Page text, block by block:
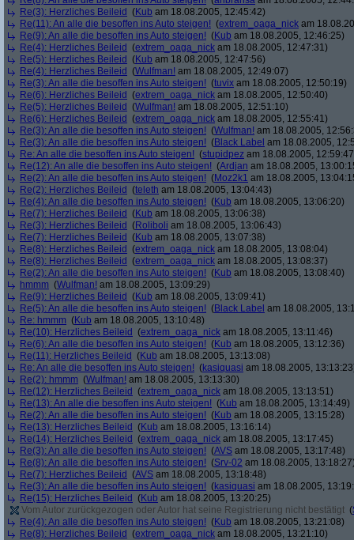
Re(3): Herzliches Beileid (Kub am 18.08.2005, 12:45:42)
Re(11): An alle die besoffen ins Auto steigen! (extrem_oaga_nick am
Re(9): An alle die besoffen ins Auto steigen! (Kub am 18.08.2005, 12:46:25)
Re(4): Herzliches Beileid (extrem_oaga_nick am 18.08.2005, 12:47:31)
Re(5): Herzliches Beileid (Kub am 18.08.2005, 12:47:56)
Re(4): Herzliches Beileid (Wulfman! am 18.08.2005, 12:49:07)
Re(3): An alle die besoffen ins Auto steigen! (tuvix am 18.08.2005, 12:50:19)
Re(6): Herzliches Beileid (extrem_oaga_nick am 18.08.2005, 12:50:40)
Re(5): Herzliches Beileid (Wulfman! am 18.08.2005, 12:51:10)
Re(6): Herzliches Beileid (extrem_oaga_nick am 18.08.2005, 12:55:41)
Re(3): An alle die besoffen ins Auto steigen! (Wulfman! am 18.08.2005,
Re(3): An alle die besoffen ins Auto steigen! (Black Label am 18.08.2005,
Re: An alle die besoffen ins Auto steigen! (stupidpez am 18.08.2005,
Re(12): An alle die besoffen ins Auto steigen! (Ardjan am 18.08.2005,
Re(2): An alle die besoffen ins Auto steigen! (Moz2k1 am 18.08.2005,
Re(2): Herzliches Beileid (teleth am 18.08.2005, 13:04:43)
Re(4): An alle die besoffen ins Auto steigen! (Kub am 18.08.2005, 13:06:20)
Re(7): Herzliches Beileid (Kub am 18.08.2005, 13:06:38)
Re(3): Herzliches Beileid (Roliboli am 18.08.2005, 13:06:43)
Re(7): Herzliches Beileid (Kub am 18.08.2005, 13:07:38)
Re(8): Herzliches Beileid (extrem_oaga_nick am 18.08.2005, 13:08:04)
Re(8): Herzliches Beileid (extrem_oaga_nick am 18.08.2005, 13:08:37)
Re(2): An alle die besoffen ins Auto steigen! (Kub am 18.08.2005, 13:08:40)
hmmm (Wulfman! am 18.08.2005, 13:09:29)
Re(9): Herzliches Beileid (Kub am 18.08.2005, 13:09:41)
Re(5): An alle die besoffen ins Auto steigen! (Black Label am 18.08.2005,
Re: hmmm (Kub am 18.08.2005, 13:10:48)
Re(10): Herzliches Beileid (extrem_oaga_nick am 18.08.2005, 13:11:46)
Re(6): An alle die besoffen ins Auto steigen! (Kub am 18.08.2005, 13:12:36)
Re(11): Herzliches Beileid (Kub am 18.08.2005, 13:13:08)
Re: An alle die besoffen ins Auto steigen! (kasiquasi am 18.08.2005,
Re(2): hmmm (Wulfman! am 18.08.2005, 13:13:30)
Re(12): Herzliches Beileid (extrem_oaga_nick am 18.08.2005, 13:13:51)
Re(13): An alle die besoffen ins Auto steigen! (Kub am 18.08.2005, 13:14:49)
Re(2): An alle die besoffen ins Auto steigen! (Kub am 18.08.2005, 13:15:28)
Re(13): Herzliches Beileid (Kub am 18.08.2005, 13:16:14)
Re(14): Herzliches Beileid (extrem_oaga_nick am 18.08.2005, 13:17:45)
Re(3): An alle die besoffen ins Auto steigen! (AVS am 18.08.2005, 13:17:48)
Re(8): An alle die besoffen ins Auto steigen! (Srv-02 am 18.08.2005,
Re(7): Herzliches Beileid (AVS am 18.08.2005, 13:18:48)
Re(3): An alle die besoffen ins Auto steigen! (kasiquasi am 18.08.2005,
Re(15): Herzliches Beileid (Kub am 18.08.2005, 13:20:25)
Vom Autor zurückgezogen oder Autor hat seine Registrierung nicht bestätigt (
Re(4): An alle die besoffen ins Auto steigen! (Kub am 18.08.2005, 13:21:08)
Re(8): Herzliches Beileid (extrem_oaga_nick am 18.08.2005, 13:21:10)